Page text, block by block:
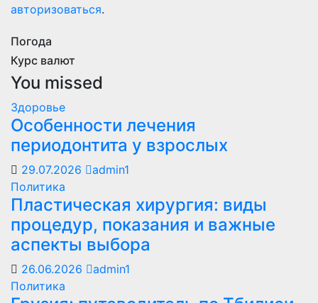
авторизоваться.
Погода
Курс валют
You missed
Здоровье
Особенности лечения
периодонтита у взрослых
29.07.2026
admin1
Политика
Пластическая хирургия: виды
процедур, показания и важные
аспекты выбора
26.06.2026
admin1
Политика